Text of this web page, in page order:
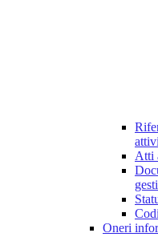
Atti
Oneri